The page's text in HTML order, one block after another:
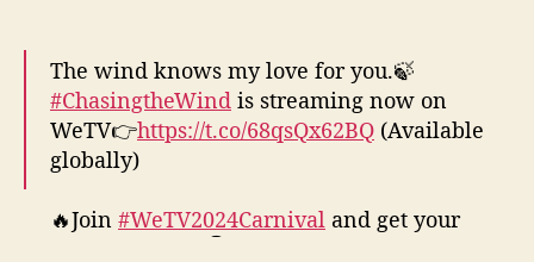
i
v
e
o
m
The wind knows my love for you.🍃
#ChasingtheWind is streaming now on
WeTV👉https://t.co/68qsQx62BQ (Available
globally)
🔥Join #WeTV2024Carnival and get your